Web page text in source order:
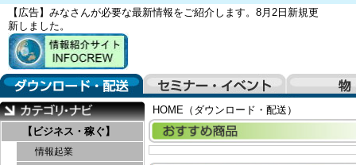
【広告】みなさんが必要な最新情報をご紹介します。8月2日新規更
新しました。
【ビジネス・稼ぐ】
情報起業
HOME（ダウンロード・配送）